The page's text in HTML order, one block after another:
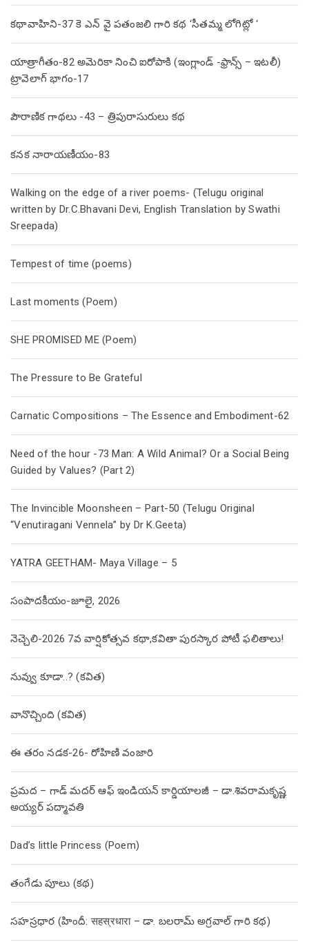
కథావాహిని-37 కె ఎన్ వై పతంజలి గారి కథ ‘సీతమ్మ లోగిట్లో ‘
యాత్రాగీతం-82 అమెరికా నించి ఐరోపాకి (ఇంగ్లాండ్ -ఫ్రాన్స్ – ఇటలీ)
ట్రావెలాగ్ భాగం-17
పౌరాణిక గాథలు -43 – త్రిపురాసురులు కథ
కనక నారాయణీయం-83
Walking on the edge of a river poems- (Telugu original
written by Dr.C.Bhavani Devi, English Translation by Swathi
Sreepada)
Tempest of time (poems)
Last moments (Poem)
SHE PROMISED ME (Poem)
The Pressure to Be Grateful
Carnatic Compositions – The Essence and Embodiment-62
Need of the hour -73 Man: A Wild Animal? Or a Social Being
Guided by Values? (Part 2)
The Invincible Moonsheen – Part-50 (Telugu Original
“Venutiragani Vennela” by Dr K.Geeta)
YATRA GEETHAM- Maya Village – 5
సంపాదకీయం-జూలై, 2026
నెచ్చెలి-2026 7వ వార్షికోత్సవ కథా,కవితా పురస్కార పోటీ ఫలితాలు!
నువ్వు కూడా..? (కవిత)
వానొచ్చింది (కవిత)
ఈ తరం నడక-26- రోహిణి వంజారి
ప్రమద – గాడ్ మదర్ ఆఫ్ ఇండియన్ కార్డియాలజీ – డా.శివరామకృష్ణ
అయ్యర్ పద్మావతి
Dad’s little Princess (Poem)
తంగేడు పూలు (క‌థ‌)
సహస్రధార (హిందీ: सहस्रधारा – డా. బలరామ్ అగ్రవాల్ గారి కథ)